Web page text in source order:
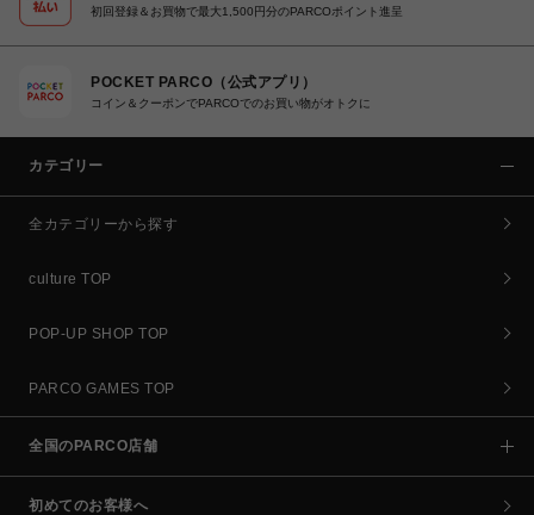
初回登録＆お買物で最大1,500円分のPARCOポイント進呈
POCKET PARCO（公式アプリ）
コイン＆クーポンでPARCOでのお買い物がオトクに
カテゴリー
全カテゴリーから探す
culture TOP
POP-UP SHOP TOP
PARCO GAMES TOP
全国のPARCO店舗
初めてのお客様へ